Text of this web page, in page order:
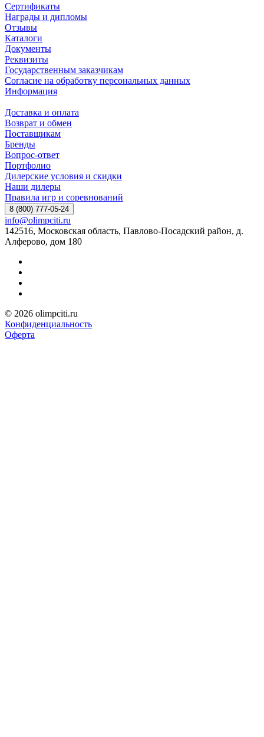
Сертификаты
Награды и дипломы
Отзывы
Каталоги
Документы
Реквизиты
Государственным заказчикам
Согласие на обработку персональных данных
Информация
Доставка и оплата
Возврат и обмен
Поставщикам
Бренды
Вопрос-ответ
Портфолио
Дилерские условия и скидки
Наши дилеры
Правила игр и соревнований
8 (800) 777-05-24
info@olimpciti.ru
142516, Московская область, Павлово-Посадский район, д.
Алферово, дом 180
© 2026 olimpciti.ru
Конфиденциальность
Оферта